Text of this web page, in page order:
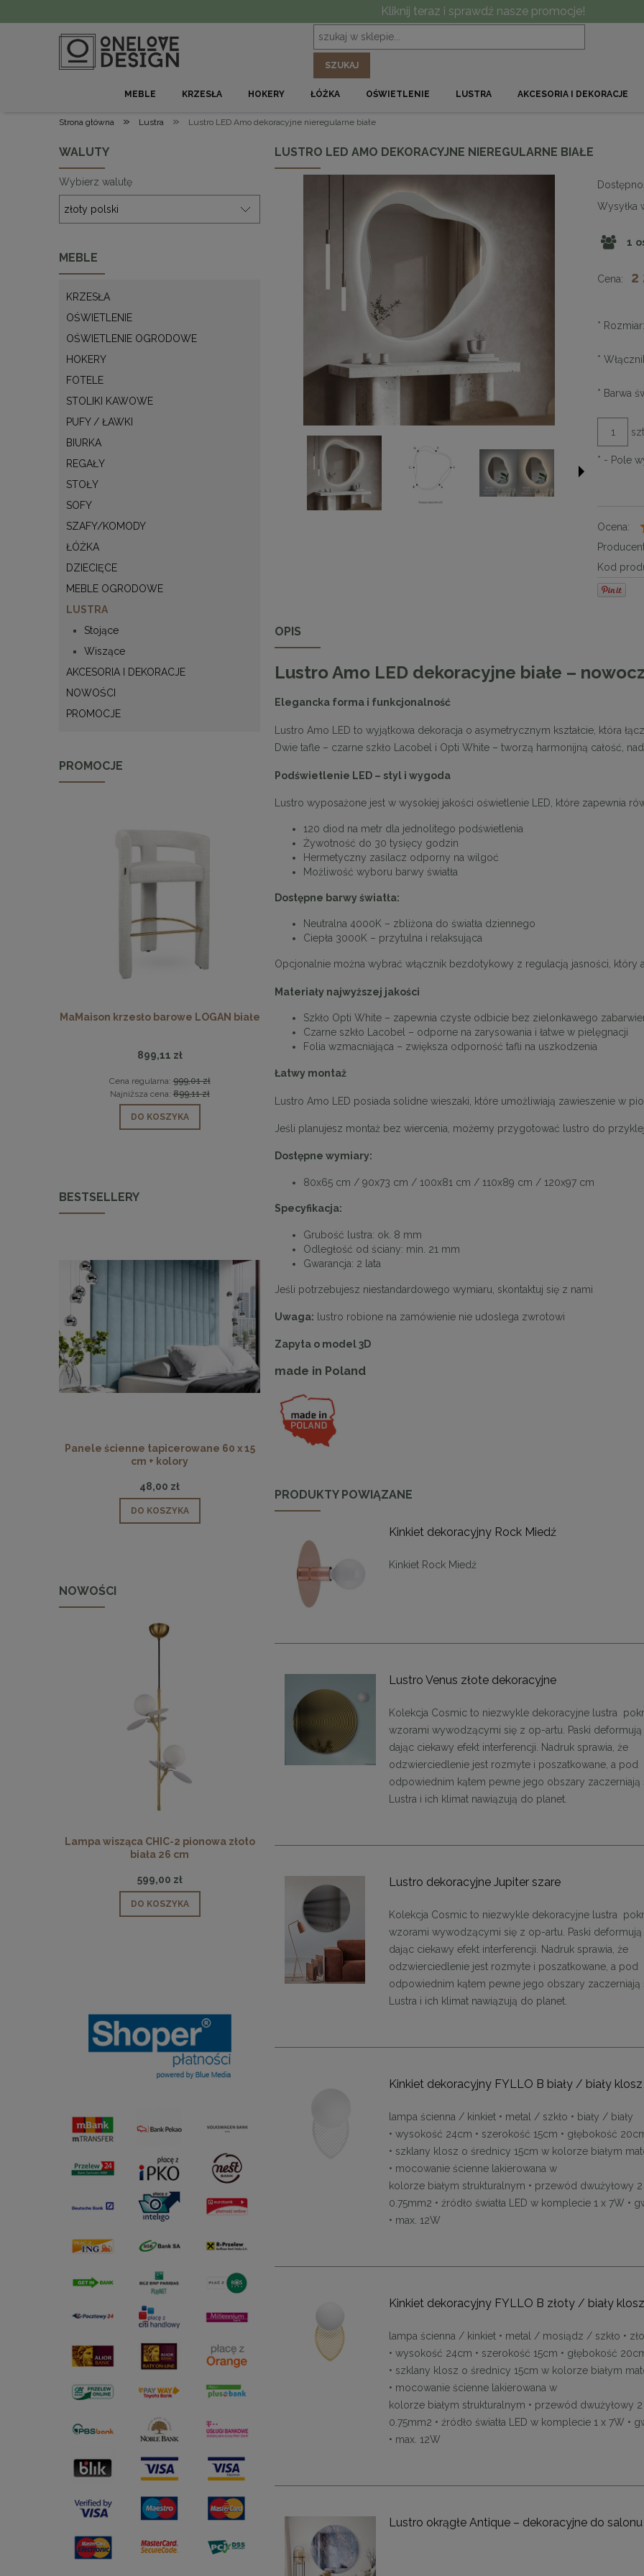
Kliknij teraz i sprawdź nasze promocje!
SZUKAJ
MEBLE KRZESŁA HOKERY ŁÓŻKA OŚWIETLENIE LUSTRA AKCESORIA I DEKORACJE
Strona główna » Lustra » Lustro LED Amo dekoracyjne nieregularne białe
WALUTY
Wybierz walutę
MEBLE
KRZESŁA
OŚWIETLENIE
OŚWIETLENIE OGRODOWE
HOKERY
FOTELE
STOLIKI KAWOWE
PUFY / ŁAWKI
BIURKA
REGAŁY
STOŁY
SOFY
SZAFY/KOMODY
ŁÓŻKA
DZIECIĘCE
MEBLE OGRODOWE
LUSTRA
Stojące
Wiszące
AKCESORIA I DEKORACJE
NOWOŚCI
PROMOCJE
PROMOCJE
MaMaison krzesło barowe LOGAN białe
899,11 zł
Cena regularna:999,01 zł
Najniższa cena:899,11 zł
DO KOSZYKA
MaMaison stolik ROLLING 35 beżowy /
drewno
764,10 zł
MaMaison stolik ROLLING 35
drewno
BESTSELLERY
Panele ścienne tapicerowane 60 x 15
cm + kolory
48,00 zł
DO KOSZYKA
Panele ścienne tapicerowane 40 x 30
NOWOŚCI
Lampa wisząca CHIC-2 pionowa złoto
biała 26 cm
599,00 zł
DO KOSZYKA
1 999,00 zł
DO KOSZYKA
1 999,00 zł
LUSTRO LED AMO DEKORACYJNE NIEREGULARNE BIAŁE
Wysyłka
1
Cena: 2
* Rozmiar:
*
* Barwa
* - Pole
Ocena:
Kod
OPIS
Lustro Amo LED dekoracyjne białe –
Elegancka forma i funkcjonalność
Lustro Amo LED to wyjątkowa dekoracja o asymetrycznym kształcie, która
Dwie tafle – czarne szkło Lacobel i Opti White – tworzą harmonijną całość,
Podświetlenie LED – styl i wygoda
Lustro wyposażone jest w wysokiej jakości oświetlenie LED, które zapewnia
120 diod na metr dla jednolitego podświetlenia
Żywotność do 30 tysięcy godzin
Hermetyczny zasilacz odporny na wilgoć
Możliwość wyboru barwy światła
Dostępne barwy światła:
Neutralna 4000K – zbliżona do światła dziennego
Ciepła 3000K – przytulna i relaksująca
Opcjonalnie można wybrać włącznik bezdotykowy z regulacją jasności, który
Materiały najwyższej jakości
Szkło Opti White – zapewnia czyste odbicie bez zielonkawego
Czarne szkło Lacobel – odporne na zarysowania i łatwe w pielęgnacji
Folia wzmacniająca – zwiększa odporność tafli na uszkodzenia
Łatwy montaż
Lustro Amo LED posiada solidne wieszaki, które umożliwiają zawieszenie w
Jeśli planujesz montaż bez wiercenia, możemy przygotować lustro do
Dostępne wymiary:
80x65 cm / 90x73 cm / 100x81 cm / 110x89 cm / 120x97 cm
Specyfikacja:
Grubość lustra: ok. 8 mm
Odległość od ściany: min. 21 mm
Gwarancja: 2 lata
Jeśli potrzebujesz niestandardowego wymiaru, skontaktuj się z nami
Uwaga: lustro robione na zamówienie nie udoslega zwrotowi
Zapyta o model 3D
made in Poland
PRODUKTY POWIĄZANE
Kinkiet dekoracyjny Rock Miedź
Kinkiet Rock Miedź
Lustro Venus złote dekoracyjne
Kolekcja Cosmic to niezwykle dekoracyjne lustra
wzorami wywodzącymi się z op-artu. Paski
dając ciekawy efekt interferencji. Nadruk sprawia, że
odzwierciedlenie jest rozmyte i poszatkowane, a pod
odpowiednim kątem pewne jego obszary zaczerniają
Lustra i ich klimat nawiązują do planet.
Lustro dekoracyjne Jupiter szare
Kolekcja Cosmic to niezwykle dekoracyjne lustra
wzorami wywodzącymi się z op-artu. Paski
dając ciekawy efekt interferencji. Nadruk sprawia, że
odzwierciedlenie jest rozmyte i poszatkowane, a pod
odpowiednim kątem pewne jego obszary zaczerniają
Lustra i ich klimat nawiązują do planet.
Kinkiet dekoracyjny FYLLO B biały / biały klosz
lampa ścienna / kinkiet • metal / szkło • biały / biały
• wysokość 24cm • szerokość 15cm • głębokość
• szklany klosz o średnicy 15cm w kolorze białym
• mocowanie ścienne lakierowana w
kolorze białym strukturalnym • przewód dwużyłowy 2
0.75mm2 • źródło światła LED w komplecie 1 x 7W •
• max. 12W
Kinkiet dekoracyjny FYLLO B złoty / biały klosz
lampa ścienna / kinkiet • metal / mosiądz / szkło •
• wysokość 24cm • szerokość 15cm • głębokość
• szklany klosz o średnicy 15cm w kolorze białym
• mocowanie ścienne lakierowana w
kolorze białym strukturalnym • przewód dwużyłowy 2
0.75mm2 • źródło światła LED w komplecie 1 x 7W •
• max. 12W
Lustro okrągłe Antique – dekoracyjne do salonu